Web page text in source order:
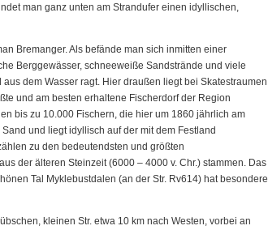
man ganz unten am Strandufer einen idyllischen,
Bremanger. Als befände man sich inmitten einer
Berggewässer, schneeweiße Sandstrände und viele
dem Wasser ragt. Hier draußen liegt bei Skatestraumen
und am besten erhaltene Fischerdorf der Region
bis zu 10.000 Fischern, die hier um 1860 jährlich am
und liegt idyllisch auf der mit dem Festland
zu den bedeutendsten und größten
der älteren Steinzeit (6000 – 4000 v. Chr.) stammen. Das
Tal Myklebustdalen (an der Str. Rv614) hat besondere
kleinen Str. etwa 10 km nach Westen, vorbei an